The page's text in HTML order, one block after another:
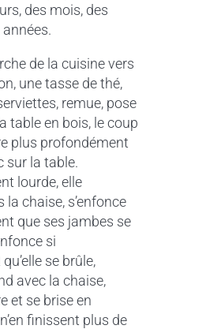
des mois, des
de la cuisine vers
une tasse de thé,
remue, pose
table en bois, le coup
plus profondément
sur la table.
lourde, elle
la chaise, s’enfonce
que ses jambes se
si
se brûle,
avec la chaise,
et se brise en
finissent plus de